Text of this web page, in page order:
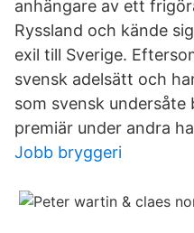
anhängare av ett
Ryssland och kände
exil till Sverige.
svensk adelsätt och
som svensk
premiär under andra
Jobb bryggeri